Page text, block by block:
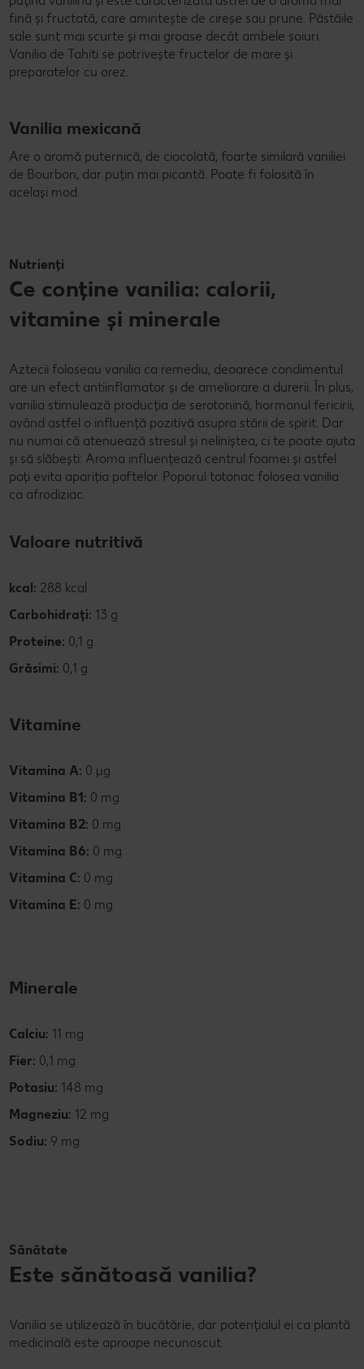
fină și fructată, care amintește de cireșe sau prune. Păstăile
sale sunt mai scurte și mai groase decât ambele soiuri.
Vanilia de Tahiti se potrivește fructelor de mare și
preparatelor cu orez.
Vanilia mexicană
Are o aromă puternică, de ciocolată, foarte similară vaniliei
de Bourbon, dar puțin mai picantă. Poate fi folosită în
același mod.
Nutrienți
Ce conține vanilia: calorii,
vitamine și minerale
Aztecii foloseau vanilia ca remediu, deoarece condimentul
are un efect antiinflamator și de ameliorare a durerii. În plus,
vanilia stimulează producția de serotonină, hormonul fericirii,
având astfel o influență pozitivă asupra stării de spirit. Dar
nu numai că atenuează stresul și neliniștea, ci te poate ajuta
și să slăbești: Aroma influențează centrul foamei și astfel
poți evita apariția poftelor. Poporul totonac folosea vanilia
ca afrodiziac.
Valoare nutritivă
kcal: 288 kcal
Carbohidrați: 13 g
Proteine: 0,1 g
Grăsimi: 0,1 g
Vitamine
Vitamina A: 0 µg
Vitamina B1: 0 mg
Vitamina B2: 0 mg
Vitamina B6: 0 mg
Vitamina C: 0 mg
Vitamina E: 0 mg
Minerale
Calciu: 11 mg
Fier: 0,1 mg
Potasiu: 148 mg
Magneziu: 12 mg
Sodiu: 9 mg
Sănătate
Este sănătoasă vanilia?
Vanilia se utilizează în bucătărie, dar potențialul ei ca plantă
medicinală este aproape necunoscut.